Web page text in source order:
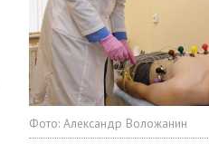
Фото: Александр Воложанин